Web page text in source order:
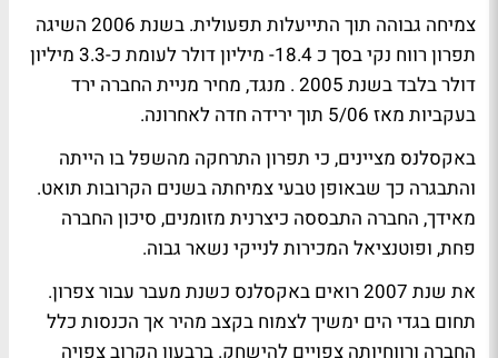
צמיחה גבוהה תוך התייעלות תפעולית. בשנת 2006 השיגה
תפרון רווח נקי בסך כ 18.4- מיליון דולר לעומת כ-3.3 מיליון
דולר בלבד בשנת 2005 . מנגד, מחיר מניית החברה ירד
בעקביות מאז 5/06 תוך ירידה חדה לאחרונה.
באקסלנס מציינים, כי תפרון התרחקה מהשפל בו הייתה
והתבגרה כך שבאופן טבעי צמיחתה בשנים הקרובות תואט.
מאידך, החברה התבססה כיצרנית מזומנים, סיכון החברה
פחת, ופוטנציאל המכירות לנייקי נשאר גבוה.
את שנת 2007 רואים באקסלנס כשנת מעבר עבור צפרון.
תחום בגדי הים ימשיך לצמוח בקצב מהיר אך הכנסות כלל
החברה ורווחיותה צפויים להישחק. ברבעון הקרוב צפויה